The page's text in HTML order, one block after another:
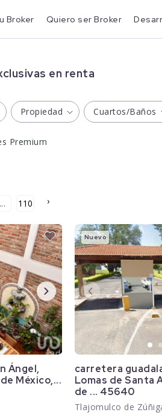
Broker Quiero ser Broker
en renta
Propiedad Cuartos/Baños
Premium
... 110 ›
Ángel,
México,...
carretera
Lomas de Santa
de ... 45640
Tlajomulco de
Nuevo